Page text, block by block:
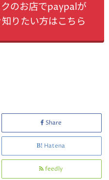
のお店でpaypalが
りたい方はこちら
Share
Hatena
feedly